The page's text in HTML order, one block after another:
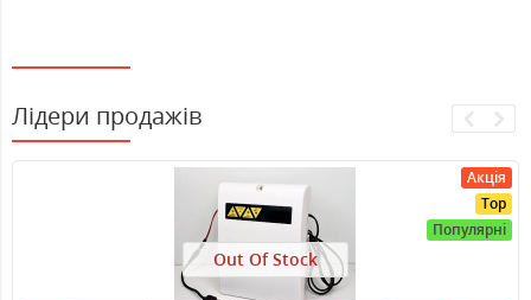
Лідери продажів
Акція
Top
Популярні
Out Of Stock